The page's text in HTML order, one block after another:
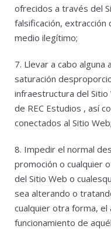
ofrecidos a través del
falsificación,
medio ilegítimo;
7. Llevar a cabo alguna
saturación
infraestructura del
de REC Estudios , así
conectados al Sitio Web;
8. Impedir el normal
promoción o cualquier
del Sitio Web o
sea alterando o
cualquier otra forma, el
funcionamiento de